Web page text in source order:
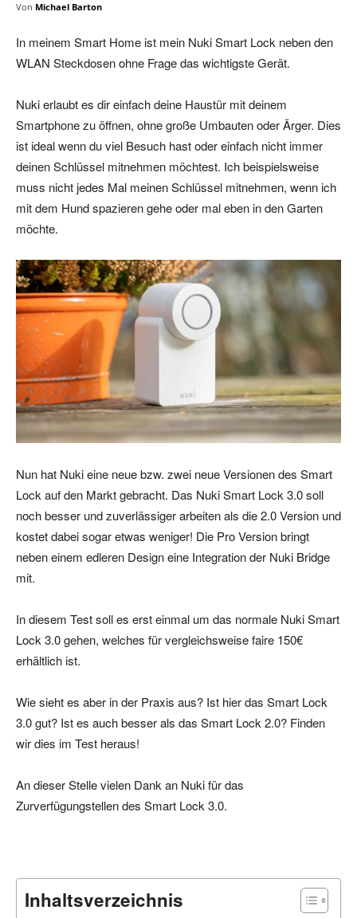
Von Michael Barton
In meinem Smart Home ist mein Nuki Smart Lock neben den
WLAN Steckdosen ohne Frage das wichtigste Gerät.
Nuki erlaubt es dir einfach deine Haustür mit deinem
Smartphone zu öffnen, ohne große Umbauten oder Ärger. Dies
ist ideal wenn du viel Besuch hast oder einfach nicht immer
deinen Schlüssel mitnehmen möchtest. Ich beispielsweise
muss nicht jedes Mal meinen Schlüssel mitnehmen, wenn ich
mit dem Hund spazieren gehe oder mal eben in den Garten
möchte.
Nun hat Nuki eine neue bzw. zwei neue Versionen des Smart
Lock auf den Markt gebracht. Das Nuki Smart Lock 3.0 soll
noch besser und zuverlässiger arbeiten als die 2.0 Version und
kostet dabei sogar etwas weniger! Die Pro Version bringt
neben einem edleren Design eine Integration der Nuki Bridge
mit.
In diesem Test soll es erst einmal um das normale Nuki Smart
Lock 3.0 gehen, welches für vergleichsweise faire 150€
erhältlich ist.
Wie sieht es aber in der Praxis aus? Ist hier das Smart Lock
3.0 gut? Ist es auch besser als das Smart Lock 2.0? Finden
wir dies im Test heraus!
An dieser Stelle vielen Dank an Nuki für das
Zurverfügungstellen des Smart Lock 3.0.
Inhaltsverzeichnis